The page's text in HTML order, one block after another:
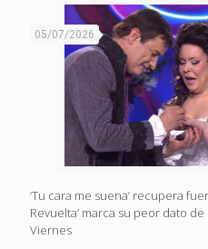
05/07/2026
‘Tu cara me suena’ recupera
Revuelta’ marca su peor dato
Viernes